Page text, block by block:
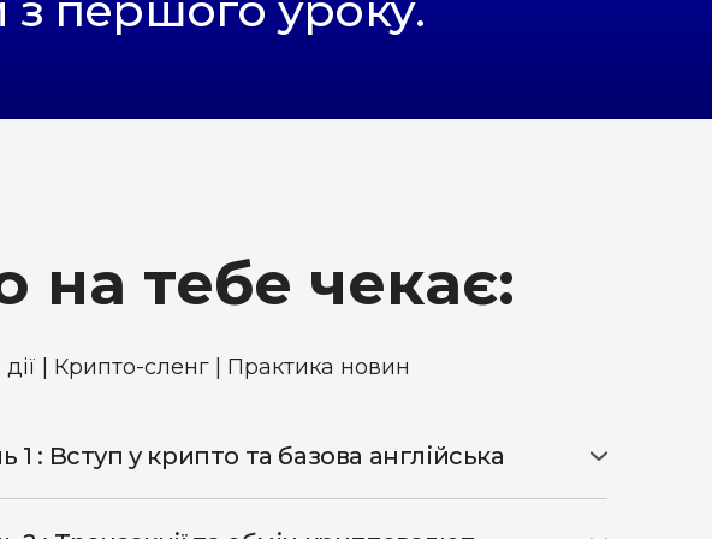
на тебе чекає:
| Крипто-сленг | Практика новин
1 : Вступ у крипто та базова англійська